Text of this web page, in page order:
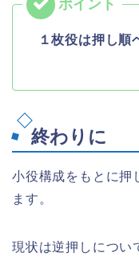
１枚役は押し順
終わりに
小役構成をもとに押
ます。
現状は逆押しについ